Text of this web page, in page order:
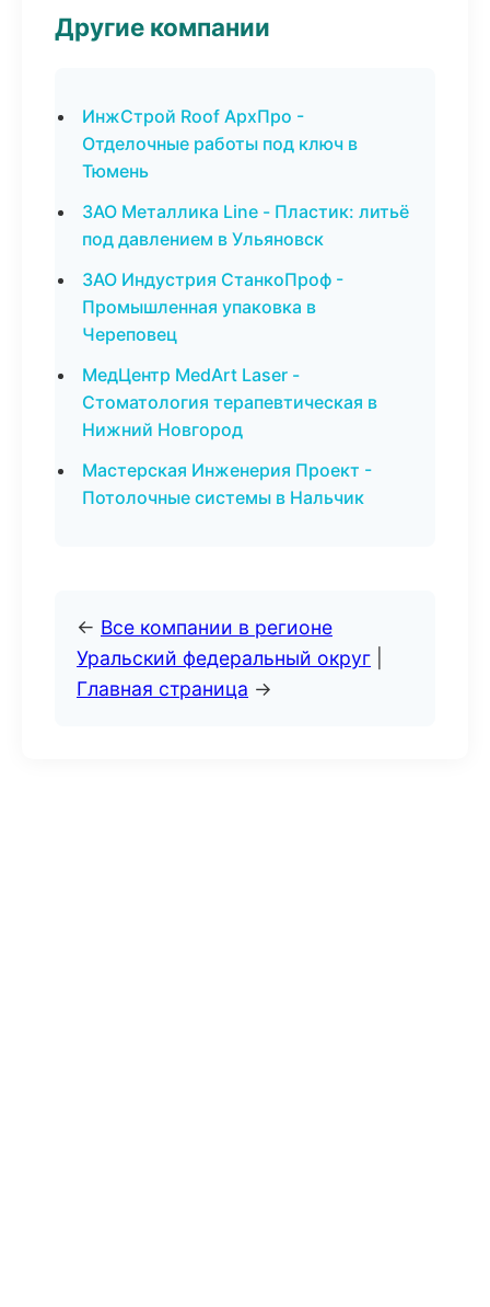
Другие компании
ИнжСтрой Roof АрхПро -
Отделочные работы под ключ в
Тюмень
ЗАО Металлика Line - Пластик: литьё
под давлением в Ульяновск
ЗАО Индустрия СтанкоПроф -
Промышленная упаковка в
Череповец
МедЦентр MedArt Laser -
Стоматология терапевтическая в
Нижний Новгород
Мастерская Инженерия Проект -
Потолочные системы в Нальчик
← Все компании в регионе
Уральский федеральный округ
Главная страница →